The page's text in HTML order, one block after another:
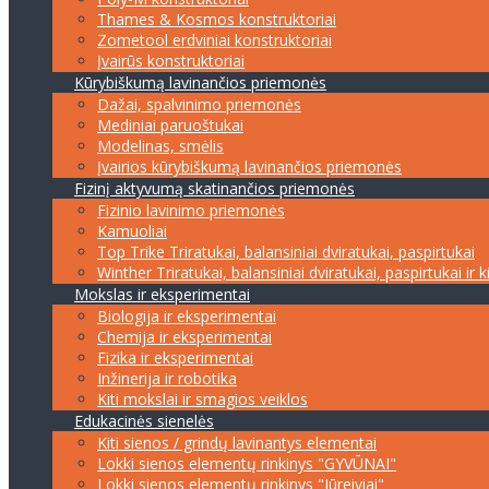
Thames & Kosmos konstruktoriai
Zometool erdviniai konstruktoriai
Įvairūs konstruktoriai
Kūrybiškumą lavinančios priemonės
Dažai, spalvinimo priemonės
Mediniai paruoštukai
Modelinas, smėlis
Įvairios kūrybiškumą lavinančios priemonės
Fizinį aktyvumą skatinančios priemonės
Fizinio lavinimo priemonės
Kamuoliai
Top Trike Triratukai, balansiniai dviratukai, paspirtukai
Winther Triratukai, balansiniai dviratukai, paspirtukai ir
Mokslas ir eksperimentai
Biologija ir eksperimentai
Chemija ir eksperimentai
Fizika ir eksperimentai
Inžinerija ir robotika
Kiti mokslai ir smagios veiklos
Edukacinės sienelės
Kiti sienos / grindų lavinantys elementai
Lokki sienos elementų rinkinys "GYVŪNAI"
Lokki sienos elementų rinkinys "Jūreiviai"